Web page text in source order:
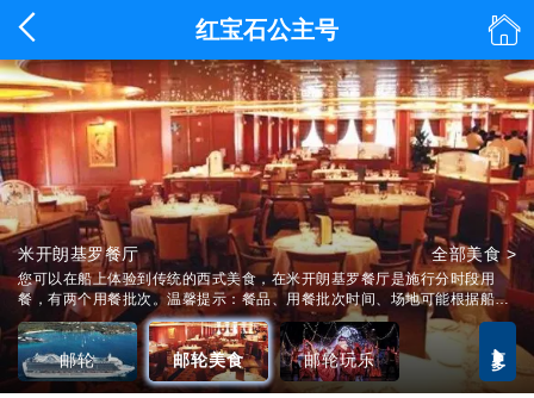
 红宝石公主号 
公主邮轮·红宝石公主号 详情 >
米开朗基罗餐厅 全部美食 >
您可以在船上体验到传统的西式美食，在米开朗基罗餐厅是施行分时段用
餐，有两个用餐批次。温馨提示：餐品、用餐批次时间、场地可能根据船只
有所不同。 着装: 时尚休闲装。正装之夜建议着礼服。
公主剧院 全部玩乐 >
邮轮 邮轮美食 邮轮玩乐 